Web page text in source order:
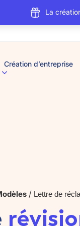
La
Création d’entreprise
/ Lettre de